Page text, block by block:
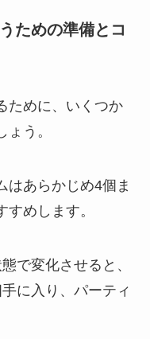
ための準備とコ
ために、いくつか
う。
はあらかじめ4個ま
めします。
で変化させると、
に入り、パーティ